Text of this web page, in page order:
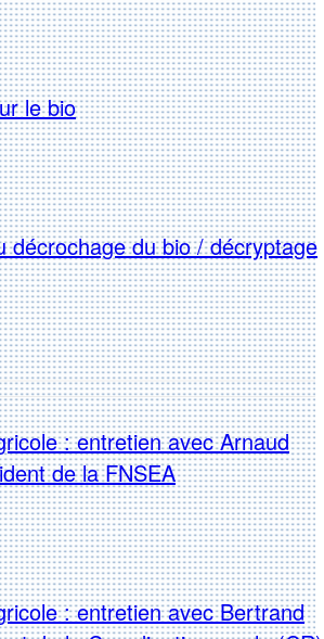
le bio
décrochage du bio / décryptage
: entretien avec Arnaud
de la FNSEA
: entretien avec Bertrand